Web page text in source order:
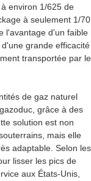
environ 1/625 de
à seulement 1/70
l'avantage d'un faible
grande efficacité
transportée par le
de gaz naturel
grâce à des
solution est non
mais elle
adaptable. Selon les
lisser les pics de
aux États-Unis,